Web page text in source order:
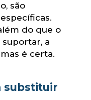
são
do que o
a
é certa.
substituir